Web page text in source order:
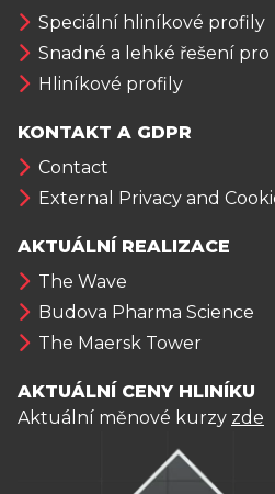
Speciální hliníkové profily
Snadné a lehké řešení
Hliníkové profily
KONTAKT A GDPR
Contact
External Privacy and
AKTUÁLNÍ REALIZACE
The Wave
Budova Pharma Science
The Maersk Tower
AKTUÁLNÍ CENY HLINÍKU
Aktuální měnové kurzy zde